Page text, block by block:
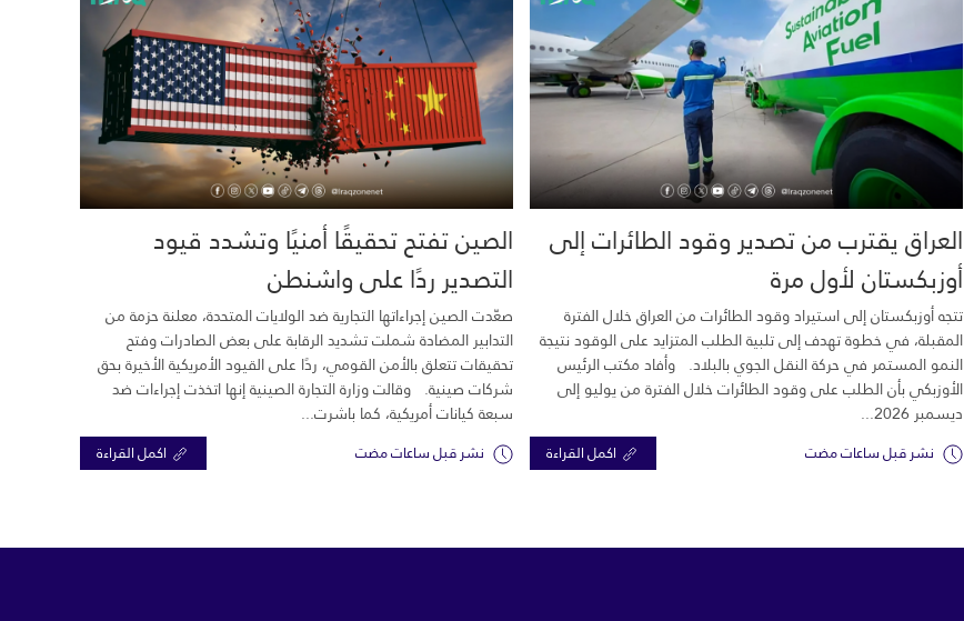
العراق يقترب من تصدير وقود الطائرات إلى
أوزبكستان لأول مرة
تتجه أوزبكستان إلى استيراد وقود الطائرات من العراق خلال الفترة
المقبلة، في خطوة تهدف إلى تلبية الطلب المتزايد على الوقود نتيجة
النمو المستمر في حركة النقل الجوي بالبلاد. وأفاد مكتب الرئيس
الأوزبكي بأن الطلب على وقود الطائرات خلال الفترة من يوليو إلى
ديسمبر 2026...
نشر قبل ساعات مضت اكمل القراءة
الصين تفتح تحقيقًا أمنيًا وتشدد قيود
التصدير ردًا على واشنطن
صعّدت الصين إجراءاتها التجارية ضد الولايات المتحدة، معلنة حزمة من
التدابير المضادة شملت تشديد الرقابة على بعض الصادرات وفتح
تحقيقات تتعلق بالأمن القومي، ردًا على القيود الأمريكية الأخيرة بحق
شركات صينية. وقالت وزارة التجارة الصينية إنها اتخذت إجراءات ضد
سبعة كيانات أمريكية، كما باشرت...
نشر قبل ساعات مضت اكمل القراءة